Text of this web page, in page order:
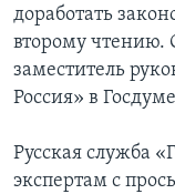
доработать
второму чтению.
заместитель
Россия» в
Русская служба
экспертам с